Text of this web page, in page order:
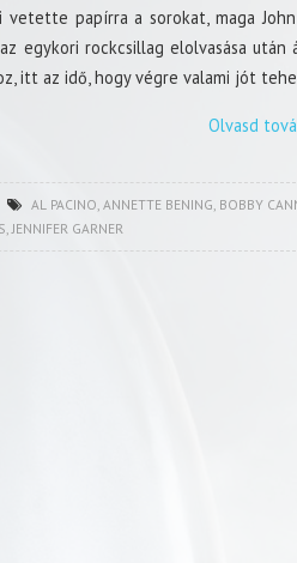
vetette papírra a sorokat, maga
egykori rockcsillag elolvasása
itt az idő, hogy végre valami jót
Olvasd
AL PACINO, ANNETTE BENING, BOBBY
,JENNIFER GARNER